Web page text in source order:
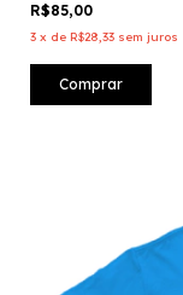
R$85,00
3 x de R$28,33 sem juros
Comprar